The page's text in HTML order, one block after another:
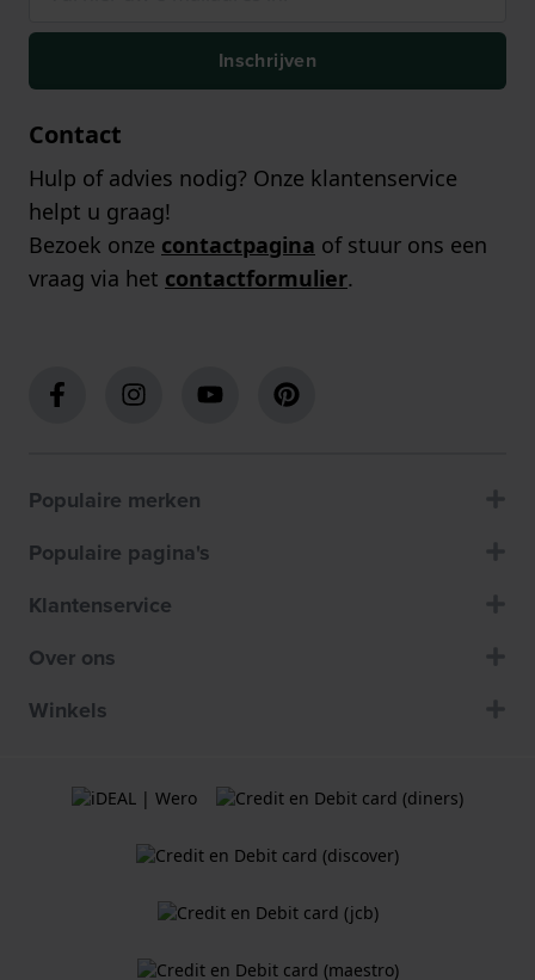
Inschrijven
Contact
Hulp of advies nodig? Onze klantenservice
helpt u graag!
Bezoek onze contactpagina of stuur ons een
vraag via het contactformulier.
Populaire merken
Populaire pagina's
Klantenservice
Over ons
Winkels